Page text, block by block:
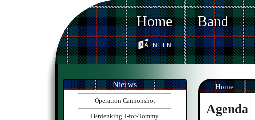
Home Band
nl en
Home
Agenda
Nieuws
Operation Cannonshot
Herdenking T-for-Tommy